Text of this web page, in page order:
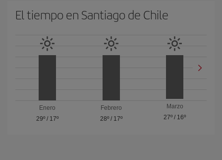
El tiempo en Santiago de Chile
Enero
29º/ 17º
Febrero
28º/ 17º
Marzo
27º / 16º